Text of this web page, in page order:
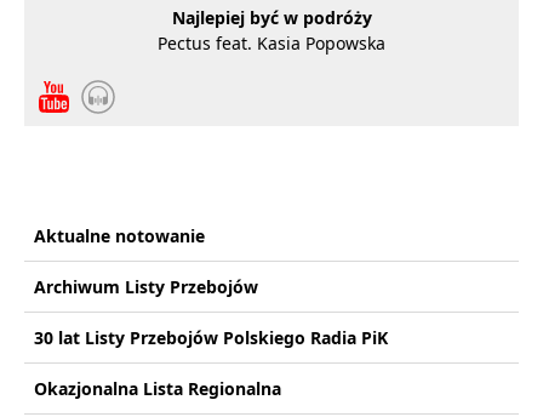
Najlepiej być w podróży
Pectus feat. Kasia Popowska
Aktualne notowanie
Archiwum Listy Przebojów
30 lat Listy Przebojów Polskiego Radia PiK
Okazjonalna Lista Regionalna